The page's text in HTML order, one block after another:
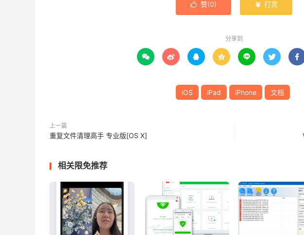
 赞(0)  打赏
分享到
      
iOS iPad iPhone 文档
上一篇
重复文件清理高手 专业版[OS X]
相关限免推荐